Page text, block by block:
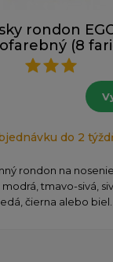
rondon
(8
do 2
rondon na
tmavo-sivá,
čierna alebo biel...